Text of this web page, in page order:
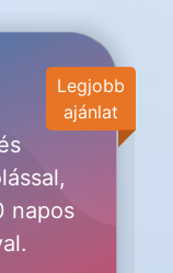
Legjobb
ajánlat
napos